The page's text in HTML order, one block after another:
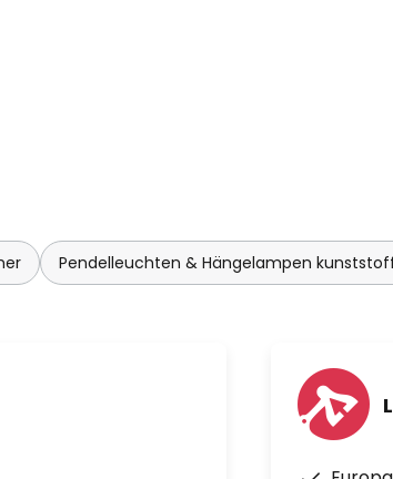
Slamp wurde 1992 von
besonders großen Wert auf
neuartiger Materialien.
Pendelleuchten & Hängelampen